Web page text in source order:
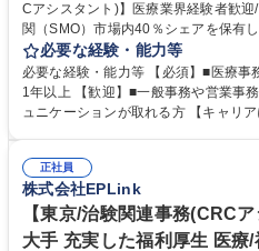
Cアシスタント)】医療業界経験者歓迎/WLB◎ 仕事の内容 治
関（SMO）市場内40％シェアを保有
アシスタントとして、医療施設で治験
ト業務をお任せします。 ■院内各部署への連絡調整 ■各種資料作成 ■EDC
入力補助（カルテからのデータ入力
務■モニタリング・監査の受け入れ準
は月20時間ほどと少なめのため、ワー
募集職種 【東京/治験を支える事務・
経験者歓迎/WLB◎
必要な経験・能力等
必要な経験・能力等 【必須】■医療
1年以上 【歓迎】■一般事務や営業事
ュニケーションが取れる方 【キャリアについて】CRCアシスタントからC
せていただきます。 【研修】OJTに加
じた臨時研修を実施し、知識のアップ
を通じて経験値やスキルの共有を図
す。 学歴・資格 学歴：大学院 大学
正社員
株式会社EPLink
【東京/治験関連事務(CRC
大手 充実した福利厚生 医療